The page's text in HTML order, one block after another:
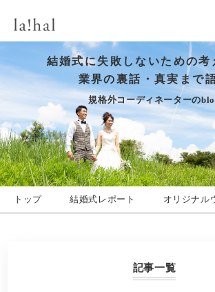
結婚式に失敗しないための考
業界の裏話・真実まで
規格外コーディネーターの
トップ 結婚式レポート オリジナル
記事一覧